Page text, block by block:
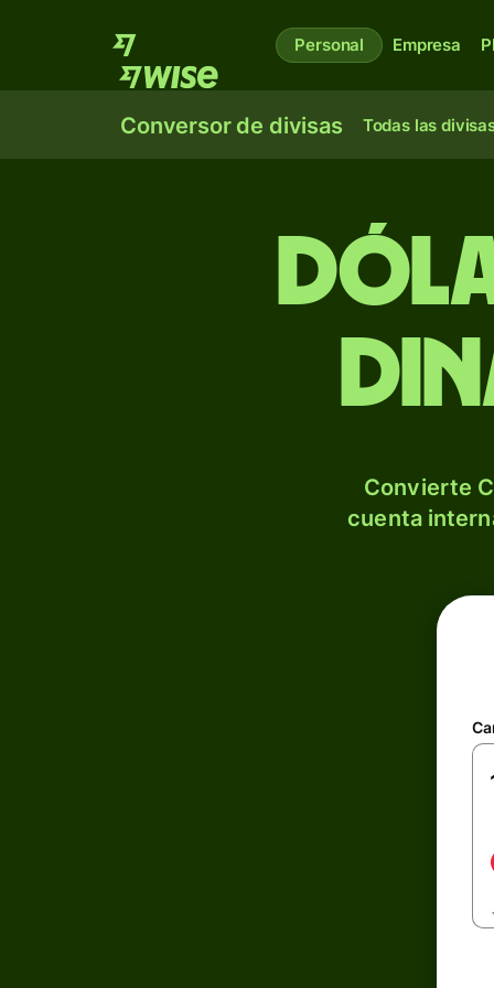
Personal Empresa
Conversor de divisas Todas las
Convierte
cuenta